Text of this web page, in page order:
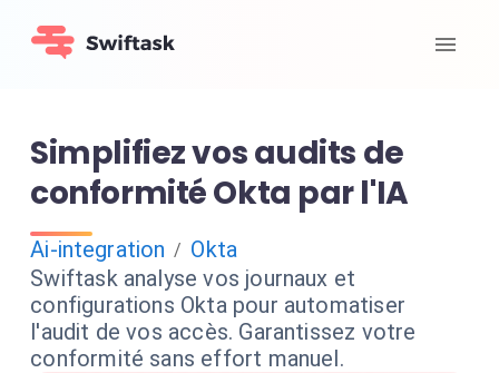
Simplifiez vos audits de
conformité Okta par l'IA
Ai-integration / Okta
Swiftask analyse vos journaux et
configurations Okta pour automatiser
l'audit de vos accès. Garantissez votre
conformité sans effort manuel.